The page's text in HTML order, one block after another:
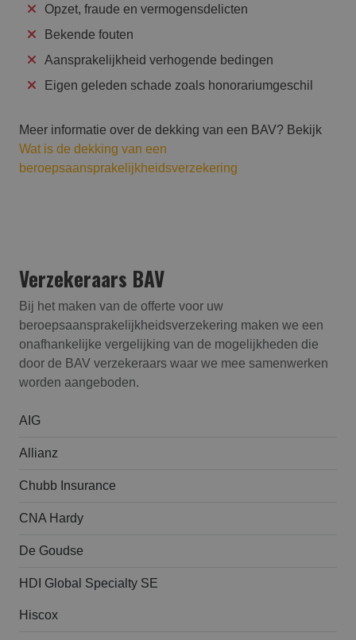
Opzet, fraude en vermogensdelicten
Bekende fouten
Aansprakelijkheid verhogende bedingen
Eigen geleden schade zoals honorariumgeschil
Meer informatie over de dekking van een BAV? Bekijk
Wat is de dekking van een
beroepsaansprakelijkheidsverzekering
Verzekeraars BAV
Bij het maken van de offerte voor uw
beroepsaansprakelijk­heids­verzekering maken we een
onafhankelijke vergelijking van de mogelijkheden die
door de BAV verzekeraars waar we mee samenwerken
worden aangeboden.
AIG
Allianz
Chubb Insurance
CNA Hardy
De Goudse
HDI Global Specialty SE
Hiscox